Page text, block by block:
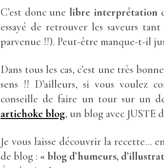
C’est donc une libre interprétation
essayé de retrouver les saveurs
parvenue !!). Peut-être manque-t-il
Dans tous les cas, c’est une très
sens !! D’ailleurs, si vous voulez
conseille de faire un tour sur un
artichoke blog, un blog avec JUSTE
Je vous laisse découvrir la recette…
de blog : « blog d’humeurs,